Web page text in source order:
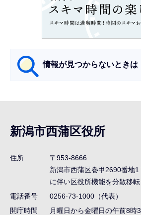
情報が見つからないときは
ナ
ビ
ゲ
ョ
ン
新潟市西蒲区役所
住所
〒953-8666
新潟市西蒲区巻甲2690番地1
に伴い区役所機能を分散移
電話番号
0256-73-1000（代表）
開庁時間
月曜日から金曜日の午前8時